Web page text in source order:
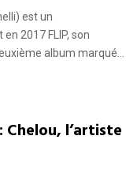
est un
2017 FLIP, son
album marqué...
l’artiste